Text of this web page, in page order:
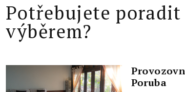
Potřebujete poradit
výběrem?
Poruba